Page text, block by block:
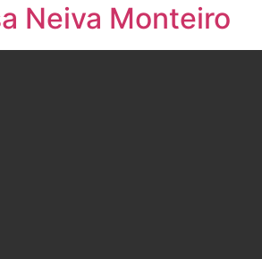
Neiva Monteiro